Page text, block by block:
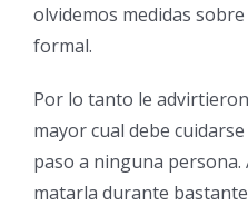
olvidemos medidas
formal.
Por lo tanto le
mayor cual debe
paso a ninguna
matarla durante